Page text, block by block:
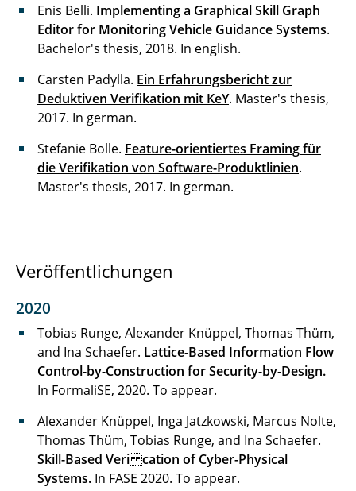
Enis Belli. Implementing a Graphical Skill Graph
Editor for Monitoring Vehicle Guidance Systems.
Bachelor's thesis, 2018. In english.
Carsten Padylla. Ein Erfahrungsbericht zur
Deduktiven Verifikation mit KeY. Master's thesis,
2017. In german.
Stefanie Bolle. Feature-orientiertes Framing für
die Verifikation von Software-Produktlinien.
Master's thesis, 2017. In german.
Veröffentlichungen
2020
Tobias Runge, Alexander Knüppel, Thomas Thüm,
and Ina Schaefer. Lattice-Based Information Flow
Control-by-Construction for Security-by-Design.
In FormaliSE, 2020. To appear.
Alexander Knüppel, Inga Jatzkowski, Marcus Nolte,
Thomas Thüm, Tobias Runge, and Ina Schaefer.
Skill-Based Veri cation of Cyber-Physical
Systems. In FASE 2020. To appear.